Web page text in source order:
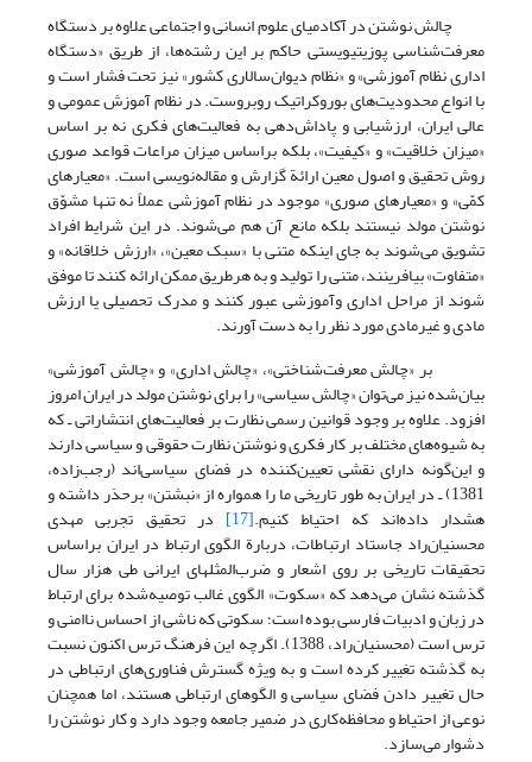
چالش نوشتن در آکادمیای علوم انسانی و اجتماعی علاوه بر دستگاه
معرفت‌شناسی پوزیتیویستی حاکم بر این رشته‌ها، از طریق «دستگاه
اداری نظام آموزشی» و «نظام دیوان‌سالاری کشور» نیز تحت فشار است و
با انواع محدودیت‌های بوروکراتیک روبروست. در نظام آموزش عمومی و
عالی ایران، ارزشیابی و پاداش‌دهی به فعالیت‌های فکری نه بر اساس
«میزان خلاقیت» و «کیفیت»، بلکه براساس میزان مراعات قواعد صوری
روش تحقیق و اصول معین ارائة گزارش و مقاله‌نویسی است. «معیارهای
کمّی» و «معیارهای صوری» موجود در نظام آموزشی عملاً نه تنها مشوّق
نوشتن مولد نیستند بلکه مانع آن هم می‌شوند. در این شرایط افراد
تشویق می‌شوند به جای اینکه متنی با «سبک معین»، «ارزش خلاقانه» و
«متفاوت» بیافرینند، متنی را تولید و به هرطریق ممکن ارائه کنند تا موفق
شوند از مراحل اداری وآموزشی عبور کنند و مدرک تحصیلی یا ارزش
مادی و غیرمادی مورد نظر را به دست آورند.
بر «چالش معرفت‌شناختی»، «چالش اداری» و «چالش آموزشی»
بیان‌شده نیز می‌توان «چالش سیاسی» را برای نوشتن مولد در ایران امروز
افزود. علاوه بر وجود قوانین رسمی نظارت بر فعالیت‌های انتشاراتی ـ که
به شیوه‌های مختلف بر کار فکری و نوشتن نظارت حقوقی و سیاسی دارند
و این‌گونه دارای نقشی تعیین‌کننده در فضای سیاسی‌اند (رجب‌زاده،
1381) ـ در ایران به طور تاریخی ما را همواره از «نبشتن» برحذر داشته و
هشدار داده‌اند که احتیاط کنیم.[17] در تحقیق تجربی مهدی
محسنیان‌راد جاستاد ارتباطات، دربارة الگوی ارتباط در ایران براساس
تحقیقات تاریخی بر روی اشعار و ضرب‌المثل‏های ایرانی طی هزار سال
گذشته نشان می‌دهد که «سکوت» الگوی غالب توصیه‌شده برای ارتباط
در زبان و ادبیات فارسی بوده است؛ سکوتی که ناشی از احساس ناامنی و
ترس است (محسنیان‌راد، 1388). اگرچه این فرهنگ ترس اکنون نسبت
به گذشته تغییر کرده است و به ویژه گسترش فناوری‌های ارتباطی در
حال تغییر دادن فضای سیاسی و الگوهای ارتباطی هستند، اما همچنان
نوعی از احتیاط و محافظه‌کاری در ضمیر جامعه وجود دارد و کار نوشتن را
دشوار می‌سازد.